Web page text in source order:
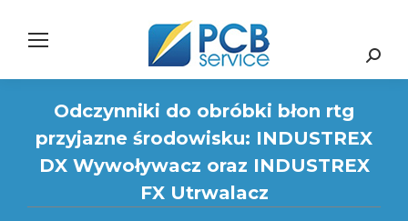
Search:
Odczynniki do obróbki błon rtg
przyjazne środowisku: INDUSTREX
DX Wywoływacz oraz INDUSTREX
FX Utrwalacz